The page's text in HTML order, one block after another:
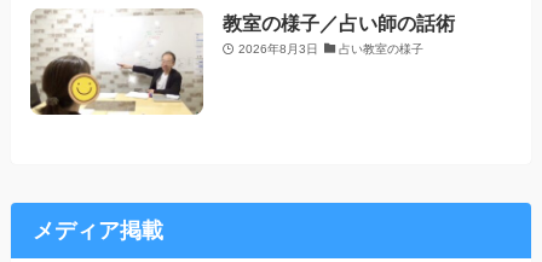
教室の様子／占い師の話術
2026年8月3日 占い教室の様子
メディア掲載